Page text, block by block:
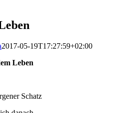
2017-05-19T17:27:59+02:00
Leben
Schatz